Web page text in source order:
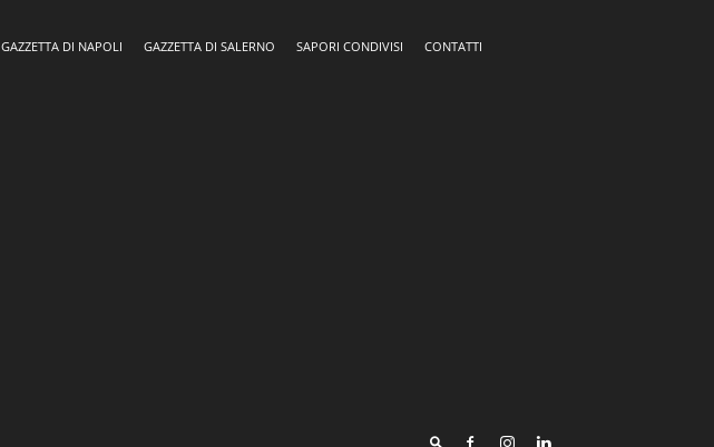
GAZZETTA DI NAPOLI GAZZETTA DI SALERNO SAPORI CONDIVISI
CONTATTI